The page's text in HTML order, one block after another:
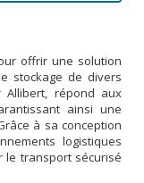
offrir une solution
stockage de divers
Allibert, répond aux
ainsi une
à sa conception
logistiques
transport sécurisé